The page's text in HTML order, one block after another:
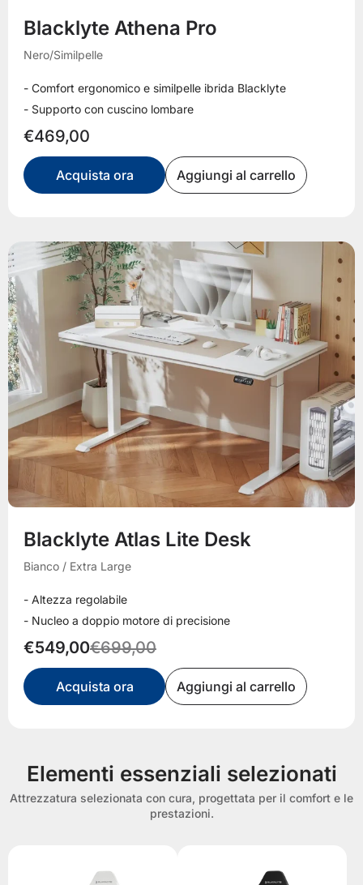
Blacklyte Athena Pro
Nero/Similpelle
- Comfort ergonomico e similpelle ibrida Blacklyte
- Supporto con cuscino lombare
€469,00
Acquista ora Aggiungi al carrello
Blacklyte Atlas Lite Desk
Bianco / Extra Large
- Altezza regolabile
- Nucleo a doppio motore di precisione
€549,00€699,00
Acquista ora Aggiungi al carrello
Elementi essenziali selezionati
Attrezzatura selezionata con cura, progettata per il comfort e le
prestazioni.